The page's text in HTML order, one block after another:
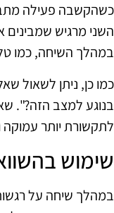
כשהקשבה פעילה
השני מרגיש שמבינים
במהלך השיחה, כמו
כמו כן, ניתן לשאול
בנוגע למצב הזה?".
לתקשורת יותר
שימוש
במהלך שיחה על